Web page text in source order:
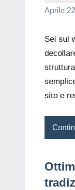
Aprile
editor
Sei sul
sito e